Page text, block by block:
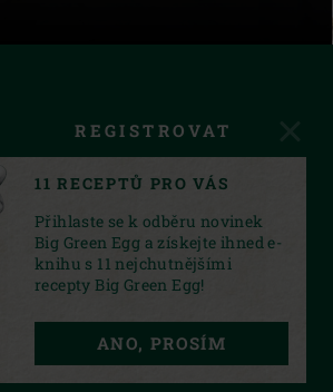
YOUTUBE
STATEMENT
REGISTROVAT
11 RECEPTŮ PRO VÁS
Přihlaste se k odběru novinek
Big Green Egg a získejte ihned e-
knihu s 11 nejchutnějšími
recepty Big Green Egg!
ANO, PROSÍM